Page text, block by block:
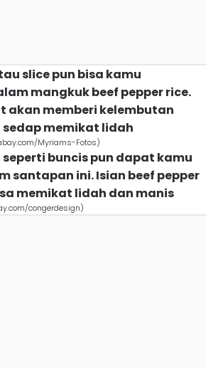
slice pun bisa kamu
mangkuk beef pepper rice.
akan memberi kelembutan
memikat lidah
Myriams-Fotos)
seperti buncis pun dapat kamu
santapan ini. Isian beef pepper
memikat lidah dan manis
congerdesign)